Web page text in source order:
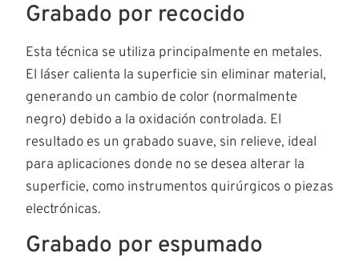
Grabado por recocido
Esta técnica se utiliza principalmente en metales.
El láser calienta la superficie sin eliminar material,
generando un cambio de color (normalmente
negro) debido a la oxidación controlada. El
resultado es un grabado suave, sin relieve, ideal
para aplicaciones donde no se desea alterar la
superficie, como instrumentos quirúrgicos o piezas
electrónicas.
Grabado por espumado